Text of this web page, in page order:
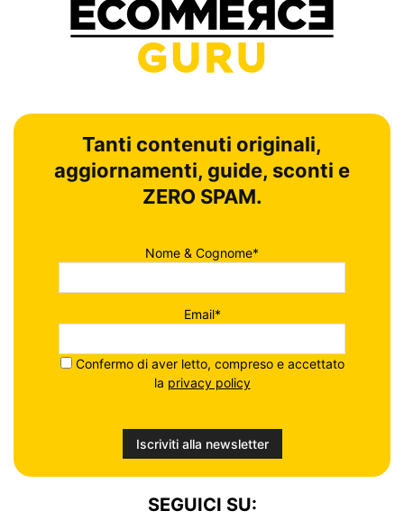
Tanti contenuti originali,
aggiornamenti, guide, sconti e
ZERO SPAM.
Nome & Cognome*
Email*
Confermo di aver letto, compreso e accettato
la privacy policy
SEGUICI SU: